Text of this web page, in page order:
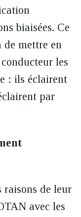
biaisées. Ce
de mettre en
les
: ils éclairent
par
raisons de leur
avec les